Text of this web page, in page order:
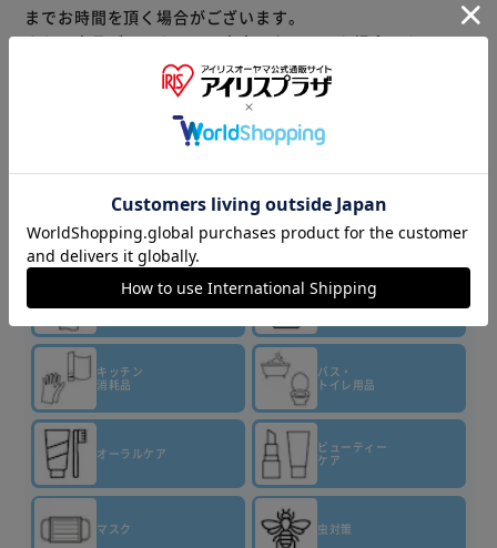
までお時間を頂く場合がございます。
また、商品がメーカーにて完売となっていた場合、キャンセ
ル又は注文内容の変更をお願いいたしております。
予めご了承くださいますようお願いいたします。
商品はアイリスプラザがセレクトしたオススメ商品です。
商品情報
▼その他 商品はこちら▼
ティッシュ・
洗剤・柔軟剤
キッチン
消耗品
バス・
トイレ用品
オーラルケア
ビューティー
ケア
マスク 虫対策